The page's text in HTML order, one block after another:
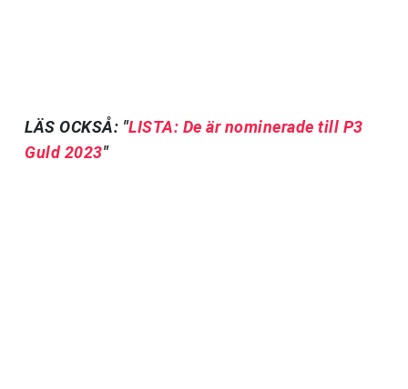
LÄS OCKSÅ: "LISTA: De är nominerade till P3
Guld 2023"